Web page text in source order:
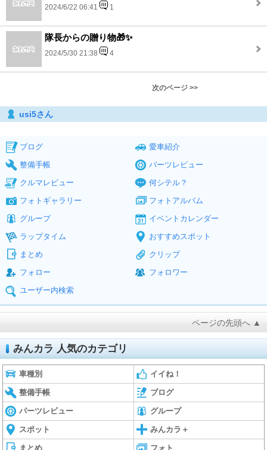
2024/6/22 06:41 1
隊長からの贈り物🎁✨
2024/5/30 21:38 4
次のページ >>
usi5さん
ブログ
愛車紹介
整備手帳
パーツレビュー
クルマレビュー
何シテル？
フォトギャラリー
フォトアルバム
グループ
イベントカレンダー
ラップタイム
おすすめスポット
まとめ
クリップ
フォロー
フォロワー
ユーザー内検索
ページの先頭へ ▲
みんカラ 人気のカテゴリ
車種別 イイね！
整備手帳 ブログ
パーツレビュー グループ
スポット みんカラ＋
まとめ フォト